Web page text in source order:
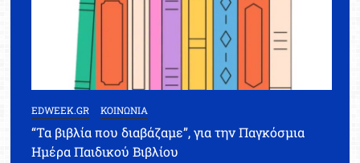
EDWEEK.GR ΚΟΙΝΩΝΙΑ
“Τα βιβλία που διαβάζαμε”, για την Παγκόσμια
Ημέρα Παιδικού Βιβλίου